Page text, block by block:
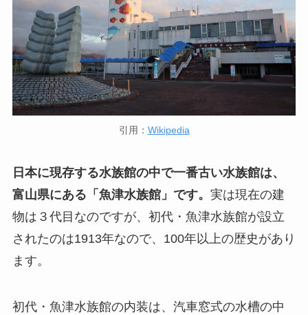
引用： Wikipedia
日本に現存する水族館の中で一番古い水族館は、
富山県にある「魚津水族館」です。 実は現在の建
物は３代目なのですが、初代・魚津水族館が設立
されたのは1913年なので、100年以上の歴史があり
ます。
初代・魚津水族館の内装は、汽車窓式の水槽の中